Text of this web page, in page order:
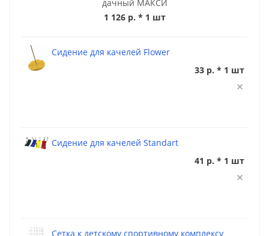
дачный МАКСИ
1 126 р. * 1 шт
Сидение для качелей Flower
33 р. * 1 шт
Сидение для качелей Standart
41 р. * 1 шт
Сетка к детскому спортивному комплексу